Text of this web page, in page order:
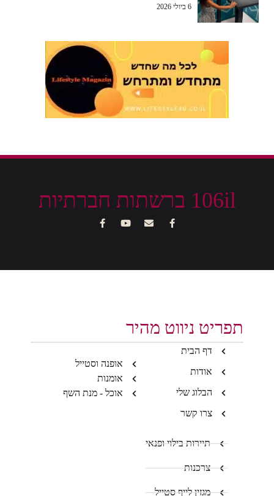
6 ביולי 2026
106il ברשתות חברתיות
תפריט ניווט מהיר
דף הבית
אודות
הבלוג שלי
צרו קשר
אופנה וסטייל
אומנות
אוכל - מנת השף
תיירות בילוי ופנאי
צרכנות
מגזין לייף סטייל